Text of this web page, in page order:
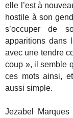
elle l’est à
hostile à son
s’occuper de
apparitions dans
avec une tendre
coup », il semble
ces mots ainsi,
aussi simple.
Jezabel